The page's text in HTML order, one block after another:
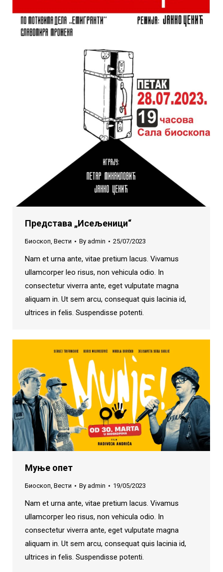
Представа „Исељеници“
Биоскоп Вести By admin 25/07/2023
Nam et urna ante, vitae pretium lacus. Vivamus
ullamcorper leo risus, non vehicula odio. In
consectetur viverra ante, eget vulputate magna
aliquam in. Ut sem arcu, consequat quis lacinia id,
ultrices in felis. Suspendisse potenti.
Муње опет
Биоскоп Вести By admin 19/05/2023
Nam et urna ante, vitae pretium lacus. Vivamus
ullamcorper leo risus, non vehicula odio. In
consectetur viverra ante, eget vulputate magna
aliquam in. Ut sem arcu, consequat quis lacinia id,
ultrices in felis. Suspendisse potenti.